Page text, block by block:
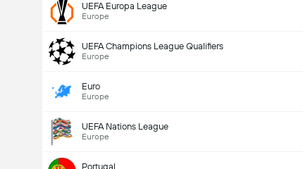
UEFA Europa League
Europe
UEFA Champions League Qualifiers
Europe
Euro
Europe
UEFA Nations League
Europe
Portugal